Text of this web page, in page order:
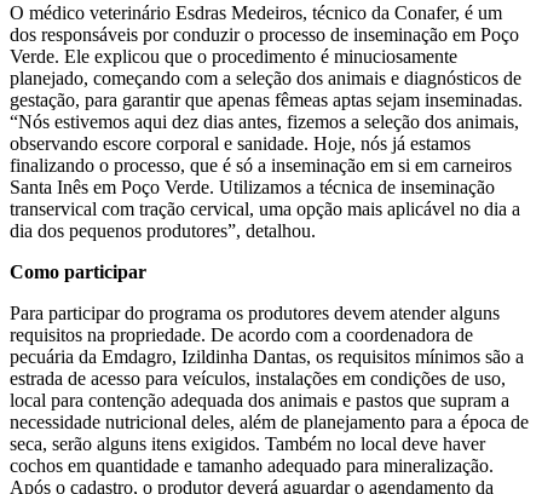
O médico veterinário Esdras Medeiros, técnico da Conafer, é um
dos responsáveis por conduzir o processo de inseminação em Poço
Verde. Ele explicou que o procedimento é minuciosamente
planejado, começando com a seleção dos animais e diagnósticos de
gestação, para garantir que apenas fêmeas aptas sejam inseminadas.
“Nós estivemos aqui dez dias antes, fizemos a seleção dos animais,
observando escore corporal e sanidade. Hoje, nós já estamos
finalizando o processo, que é só a inseminação em si em carneiros
Santa Inês em Poço Verde. Utilizamos a técnica de inseminação
transervical com tração cervical, uma opção mais aplicável no dia a
dia dos pequenos produtores”, detalhou.
Como participar
Para participar do programa os produtores devem atender alguns
requisitos na propriedade. De acordo com a coordenadora de
pecuária da Emdagro, Izildinha Dantas, os requisitos mínimos são a
estrada de acesso para veículos, instalações em condições de uso,
local para contenção adequada dos animais e pastos que supram a
necessidade nutricional deles, além de planejamento para a época de
seca, serão alguns itens exigidos. Também no local deve haver
cochos em quantidade e tamanho adequado para mineralização.
Após o cadastro, o produtor deverá aguardar o agendamento da